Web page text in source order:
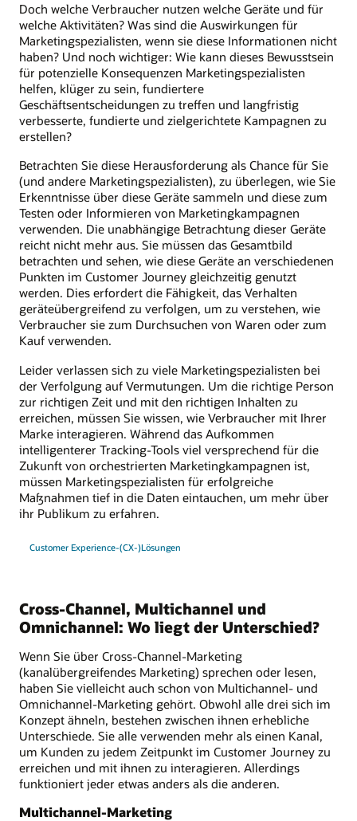
Doch welche Verbraucher nutzen welche Geräte und für
welche Aktivitäten? Was sind die Auswirkungen für
Marketingspezialisten, wenn sie diese Informationen nicht
haben? Und noch wichtiger: Wie kann dieses Bewusstsein
für potenzielle Konsequenzen Marketingspezialisten
helfen, klüger zu sein, fundiertere
Geschäftsentscheidungen zu treffen und langfristig
verbesserte, fundierte und zielgerichtete Kampagnen zu
erstellen?
Betrachten Sie diese Herausforderung als Chance für Sie
(und andere Marketingspezialisten), zu überlegen, wie Sie
Erkenntnisse über diese Geräte sammeln und diese zum
Testen oder Informieren von Marketingkampagnen
verwenden. Die unabhängige Betrachtung dieser Geräte
reicht nicht mehr aus. Sie müssen das Gesamtbild
betrachten und sehen, wie diese Geräte an verschiedenen
Punkten im Customer Journey gleichzeitig genutzt
werden. Dies erfordert die Fähigkeit, das Verhalten
geräteübergreifend zu verfolgen, um zu verstehen, wie
Verbraucher sie zum Durchsuchen von Waren oder zum
Kauf verwenden.
Leider verlassen sich zu viele Marketingspezialisten bei
der Verfolgung auf Vermutungen. Um die richtige Person
zur richtigen Zeit und mit den richtigen Inhalten zu
erreichen, müssen Sie wissen, wie Verbraucher mit Ihrer
Marke interagieren. Während das Aufkommen
intelligenterer Tracking-Tools viel versprechend für die
Zukunft von orchestrierten Marketingkampagnen ist,
müssen Marketingspezialisten für erfolgreiche
Maßnahmen tief in die Daten eintauchen, um mehr über
ihr Publikum zu erfahren.
Customer Experience-(CX-)Lösungen
Cross-Channel, Multichannel und
Omnichannel: Wo liegt der Unterschied?
Wenn Sie über Cross-Channel-Marketing
(kanalübergreifendes Marketing) sprechen oder lesen,
haben Sie vielleicht auch schon von Multichannel- und
Omnichannel-Marketing gehört. Obwohl alle drei sich im
Konzept ähneln, bestehen zwischen ihnen erhebliche
Unterschiede. Sie alle verwenden mehr als einen Kanal,
um Kunden zu jedem Zeitpunkt im Customer Journey zu
erreichen und mit ihnen zu interagieren. Allerdings
funktioniert jeder etwas anders als die anderen.
Multichannel-Marketing